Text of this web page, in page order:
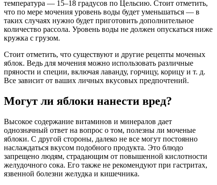
температура — 15–18 градусов по Цельсию. Стоит отметить,
что по мере мочения уровень воды будет уменьшаться — в
таких случаях нужно будет приготовить дополнительное
количество рассола. Уровень воды не должен опускаться ниже
кружка с грузом.
Стоит отметить, что существуют и другие рецепты моченых
яблок. Ведь для мочения можно использовать различные
пряности и специи, включая лаванду, горчицу, корицу и т. д.
Все зависит от ваших личных вкусовых предпочтений.
Могут ли яблоки нанести вред?
Высокое содержание витаминов и минералов дает
однозначный ответ на вопрос о том, полезны ли моченые
яблоки. С другой стороны, далеко не все могут постоянно
наслаждаться вкусом подобного продукта. Это блюдо
запрещено людям, страдающим от повышенной кислотности
желудочного сока. Его также не рекомендуют при гастритах,
язвенной болезни желудка и кишечника.